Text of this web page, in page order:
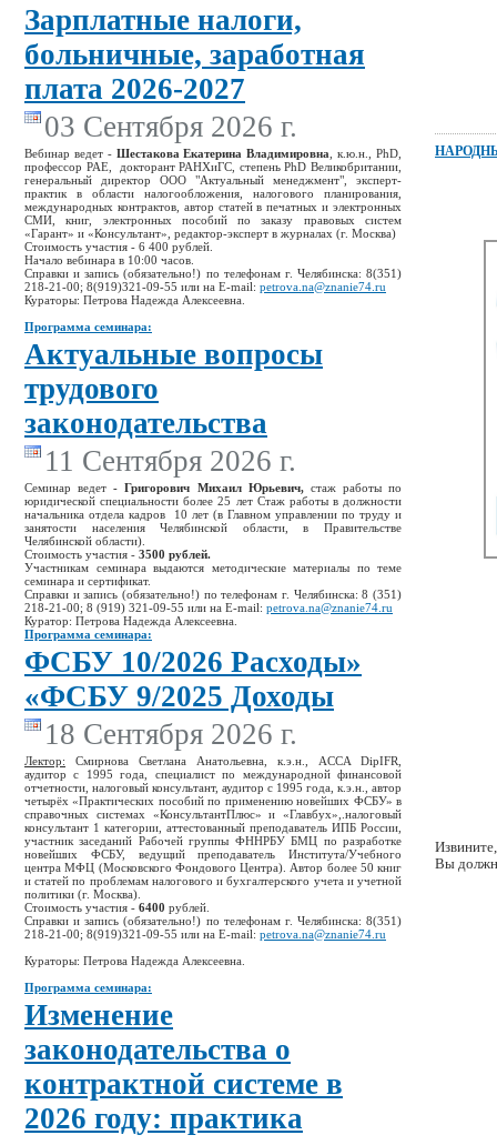
Зарплатные налоги,
больничные, заработная
плата 2026-2027
03 Сентября 2026 г.
Вебинар ведет - Шестакова Екатерина Владимировна
, к.ю.н., PhD,
профессор РАЕ, докторант РАНХиГС, степень PhD Великобритании,
генеральный директор ООО "Актуальный менеджмент", эксперт-
практик в области налогообложения, налогового планирования,
международных контрактов, автор статей в печатных и электронных
СМИ, книг, электронных пособий по заказу правовых систем
«Гарант» и «Консультант», редактор-эксперт в журналах (г. Москва)
Стоимость участия - 6 400 рублей.
Начало вебинара в 10:00 часов.
Справки и запись (обязательно!) по телефонам г. Челябинска: 8(351)
218-21-00; 8(919)321-09-55 или на E-mail: petrova.na@znanie74.ru
Кураторы: Петрова Надежда Алексеевна.
Программа семинара:
Актуальные вопросы
трудового
законодательства
11 Сентября 2026 г.
Семинар ведет - Григорович Михаил Юрьевич, стаж работы по
юридической специальности более 25 лет Стаж работы в должности
начальника отдела кадров 10 лет (в Главном управлении по труду и
занятости населения Челябинской области, в Правительстве
Челябинской области).
Стоимость участия - 3500 рублей.
Участникам семинара выдаются методические материалы по теме
семинара и сертификат.
Справки и запись (обязательно!) по телефонам г. Челябинска: 8 (351)
218-21-00; 8 (919) 321-09-55 или на E-mail: petrova.na@znanie74.ru
Куратор: Петрова Надежда Алексеевна.
Программа семинара:
ФСБУ 10/2026 Расходы»
«ФСБУ 9/2025 Доходы
18 Сентября 2026 г.
Лектор: Смирнова Светлана Анатольевна, к.э.н., ACCA DipIFR,
аудитор с 1995 года, специалист по международной финансовой
отчетности, налоговый консультант, аудитор с 1995 года, к.э.н., автор
четырёх «Практических пособий по применению новейших ФСБУ» в
справочных системах «КонсультантПлюс» и «Главбух»,.налоговый
консультант 1 категории, аттестованный преподаватель ИПБ России,
участник заседаний Рабочей группы ФННРБУ БМЦ по разработке
новейших ФСБУ, ведущий преподаватель Института/Учебного
центра МФЦ (Московского Фондового Центра). Автор более 50 книг
и статей по проблемам налогового и бухгалтерского учета и учетной
политики (г. Москва).
Стоимость участия - 6400 рублей.
Справки и запись (обязательно!) по телефонам г. Челябинска: 8(351)
218-21-00; 8(919)321-09-55 или на E-mail: petrova.na@znanie74.ru
Кураторы: Петрова Надежда Алексеевна.
Программа семинара:
Изменение
законодательства о
контрактной системе в
2026 году: практика
Вы